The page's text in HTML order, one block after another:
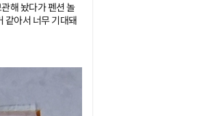
해 놨다가 펜션 놀
같아서 너무 기대돼